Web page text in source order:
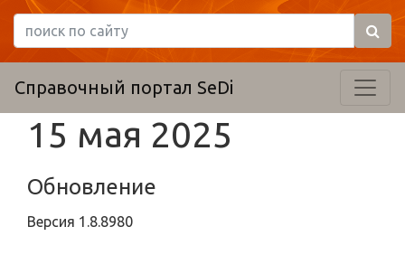
Справочный портал SeDi
15 мая 2025
Обновление
Версия 1.8.8980